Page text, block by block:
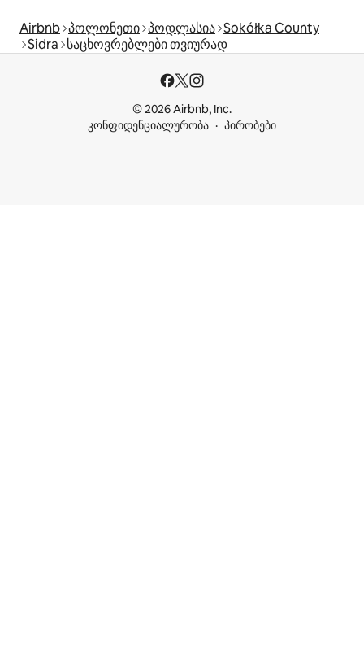
Airbnb პოლონეთი პოდლასია Sokółka County
Sidra საცხოვრებლები თვიურად
© 2026 Airbnb, Inc.
კონფიდენციალურობა
პირობები